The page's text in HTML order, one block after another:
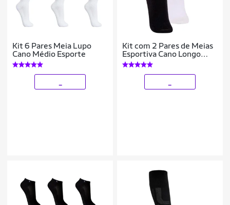
Kit 6 Pares Meia Lupo
Cano Médio Esporte
Kit com 2 Pares de Meias
Esportiva Cano Longo
Lupo 3292-009